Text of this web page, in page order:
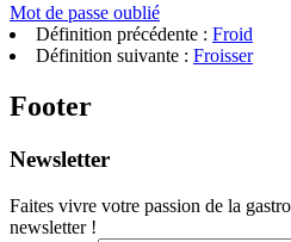
Mot de passe oublié
Définition précédente : Froid
Définition suivante : Froisser
Footer
Newsletter
Faites vivre votre passion de la
newsletter !